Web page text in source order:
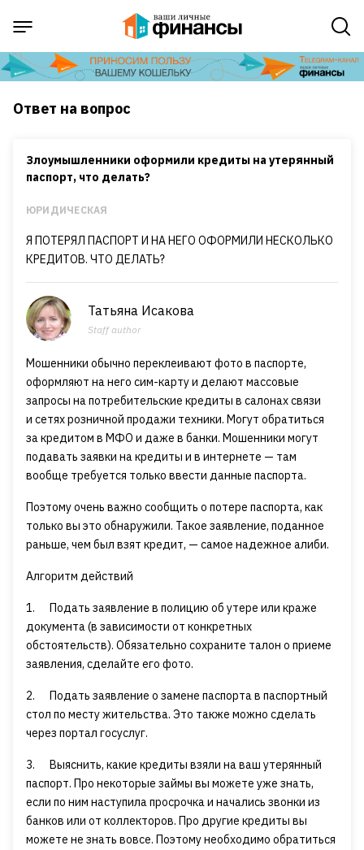
Ответ на вопрос
Злоумышленники оформили кредиты на утерянный
паспорт, что делать?
ЮРИДИЧЕСКАЯ
Я ПОТЕРЯЛ ПАСПОРТ И НА НЕГО ОФОРМИЛИ НЕСКОЛЬКО
КРЕДИТОВ. ЧТО ДЕЛАТЬ?
Татьяна Исакова
Staff author
Мошенники обычно переклеивают фото в паспорте,
оформляют на него сим-карту и делают массовые
запросы на потребительские кредиты в салонах связи
и сетях розничной продажи техники. Могут обратиться
за кредитом в МФО и даже в банки. Мошенники могут
подавать заявки на кредиты и в интернете — там
вообще требуется только ввести данные паспорта.
Поэтому очень важно сообщить о потере паспорта, как
только вы это обнаружили. Такое заявление, поданное
раньше, чем был взят кредит, — самое надежное алиби.
Алгоритм действий
1. Подать заявление в полицию об утере или краже
документа (в зависимости от конкретных
обстоятельств). Обязательно сохраните талон о приеме
заявления, сделайте его фото.
2. Подать заявление о замене паспорта в паспортный
стол по месту жительства. Это также можно сделать
через портал госуслуг.
3. Выяснить, какие кредиты взяли на ваш утерянный
паспорт. Про некоторые займы вы можете уже знать,
если по ним наступила просрочка и начались звонки из
банков или от коллекторов. Про другие кредиты вы
можете не знать вовсе. Поэтому необходимо обратиться